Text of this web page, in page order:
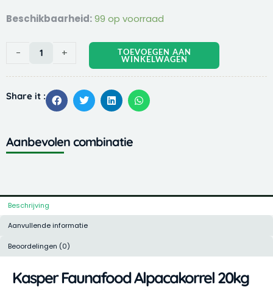
Beschikbaarheid:99 op voorraad
-
Kasper
+ TOEVOEGEN AAN
WINKELWAGEN
Share it :
Aanbevolen combinatie
Beschrijving
Aanvullende informatie
Beoordelingen (0)
Kasper Faunafood Alpacakorrel 20kg